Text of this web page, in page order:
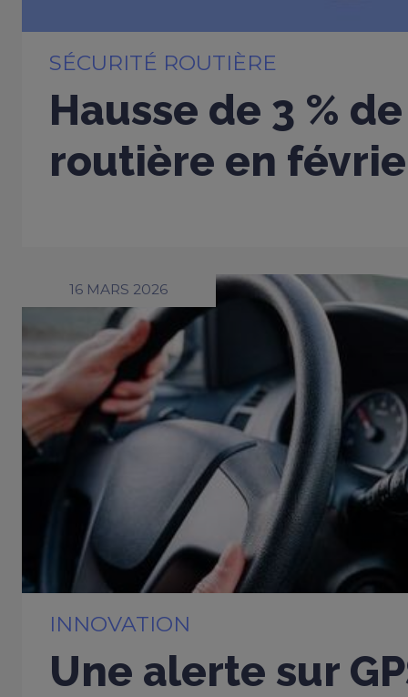
SÉCURITÉ ROUTIÈRE
Hausse de 3 %
routière en
16 MARS 2026
INNOVATION
Une alerte sur